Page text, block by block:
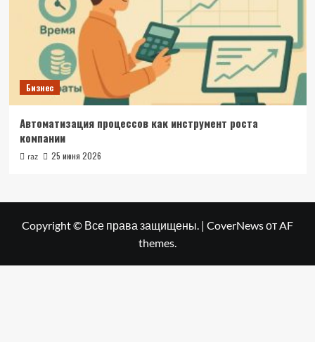
Бизнес
Автоматизация процессов как инструмент роста
компании
raz 25 июня 2026
Copyright © Все права защищены. | CoverNewsот AF
themes.